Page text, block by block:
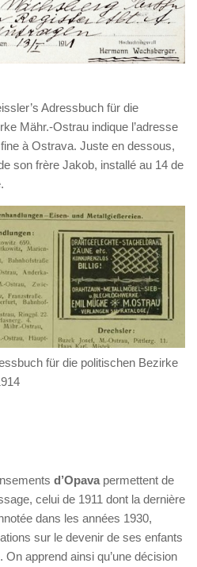
Adressbuch für die
Mähr.-Ostrau indique l’adresse
à Ostrava. Juste en dessous,
son frère Jakob, installé au 14 de
für die politischen Bezirke
d’Opava permettent de
celui de 1911 dont la dernière
dans les années 1930,
sur le devenir de ses enfants
On apprend ainsi qu’une décision